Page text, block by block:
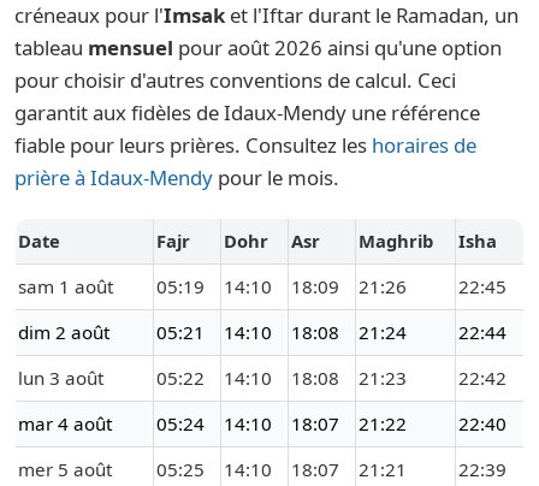
créneaux pour l'Imsak et l'Iftar durant le Ramadan, un
tableau mensuel pour août 2026 ainsi qu'une option
pour choisir d'autres conventions de calcul. Ceci
garantit aux fidèles de Idaux-Mendy une référence
fiable pour leurs prières. Consultez les horaires de
prière à Idaux-Mendy pour le mois.
Date Fajr Dohr Asr Maghrib
Isha
sam 1 août
05:19 14:10 18:09 21:26
22:45
dim 2 août
05:21 14:10 18:08 21:24
22:44
lun 3 août
05:22 14:10 18:08 21:23
22:42
mar 4 août
05:24 14:10 18:07 21:22
22:40
mer 5 août
05:25 14:10 18:07 21:21
22:39